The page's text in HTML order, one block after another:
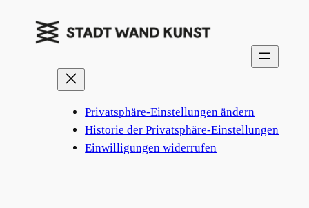
Privatsphäre-Einstellungen ändern
Historie der Privatsphäre-Einstellungen
Einwilligungen widerrufen